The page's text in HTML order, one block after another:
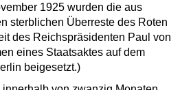
1925 wurden die aus
sterblichen Überreste des Roten
des Reichspräsidenten Paul von
eines Staatsaktes auf dem
beigesetzt.)